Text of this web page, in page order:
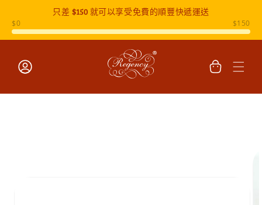
只差 $150就可以享受免費的順豐快遞運送
物